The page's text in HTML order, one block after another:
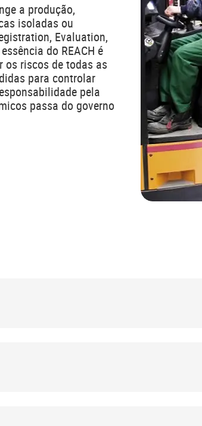
a produção,
isoladas ou
Evaluation,
do REACH é
os riscos de todas as
para controlar
pela
passa do governo